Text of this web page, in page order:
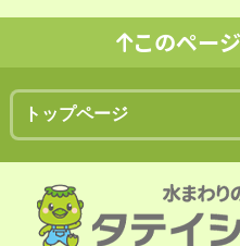
ンの不満をじっくり聞いてほし
したい」という方は、事前予約
をしていただくのが確実です。
混雑時でもお待たせすることな
く、専門スタッフが優先的にご
相談を承ります。 さらに！前日
までにご予約の上ご来場いただ
いた方には、ささやかながら
も変えたい。などマスト項目を
教えていただけるとご提案もス
体20万円で入替を検討して
算と希望箇所 を教えていただけ
るとその価格帯にあった商品を
は初めてご来店の方に限りま
す。 当日は、 あったか体験コ
や入浴剤のプチギフトセット お
見積り依頼特典としてはずれな
しのくじ引き抽選会 お子様全員
に今話題のボンボンドロップシ
ールかお風呂時間が楽しくなる
バスボールのいずれかプレゼン
ト など、楽しい内容をご用意し
このペー